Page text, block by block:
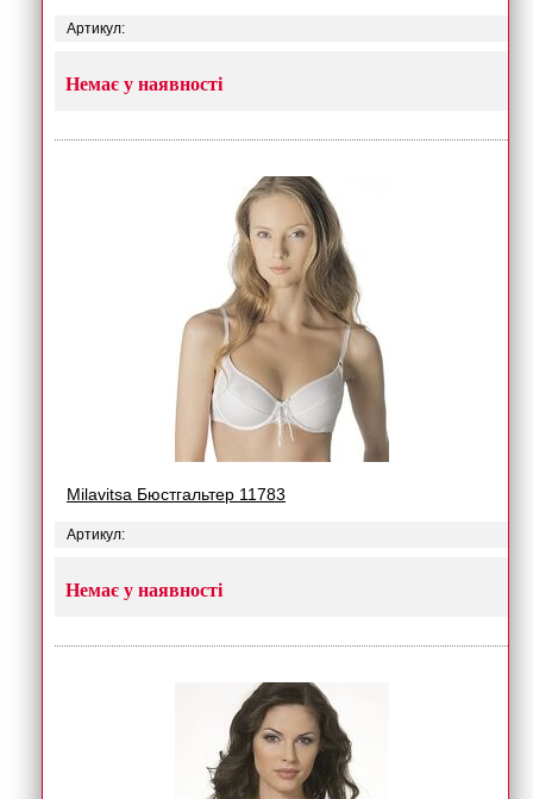
Артикул:
Немає у наявності
Milavitsa Бюстгальтер 11783
Артикул:
Немає у наявності